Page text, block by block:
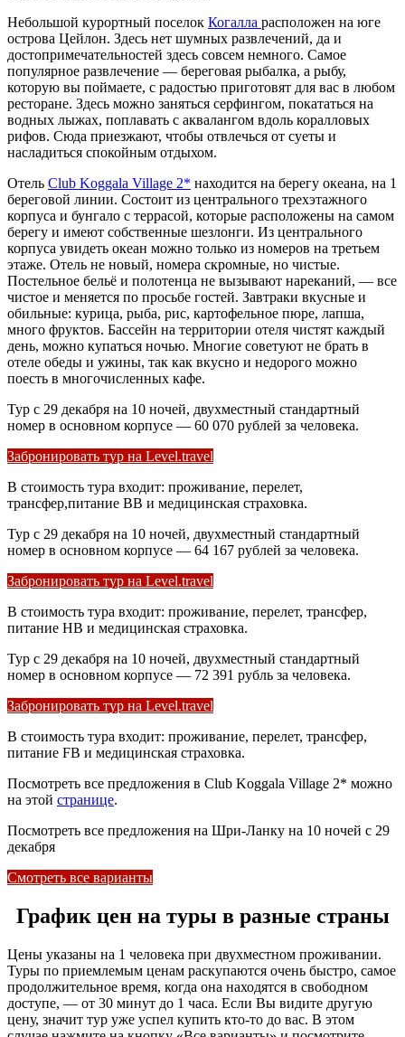
Небольшой курортный поселок Когалла расположен на юге
острова Цейлон. Здесь нет шумных развлечений, да и
достопримечательностей здесь совсем немного. Самое
популярное развлечение — береговая рыбалка, а рыбу,
которую вы поймаете, с радостью приготовят для вас в любом
ресторане. Здесь можно заняться серфингом, покататься на
водных лыжах, поплавать с аквалангом вдоль коралловых
рифов. Сюда приезжают, чтобы отвлечься от суеты и
насладиться спокойным отдыхом.
Отель Club Koggala Village 2* находится на берегу океана, на 1
береговой линии. Состоит из центрального трехэтажного
корпуса и бунгало с террасой, которые расположены на самом
берегу и имеют собственные шезлонги. Из центрального
корпуса увидеть океан можно только из номеров на третьем
этаже. Отель не новый, номера скромные, но чистые.
Постельное бельё и полотенца не вызывают нареканий, — все
чистое и меняется по просьбе гостей. Завтраки вкусные и
обильные: курица, рыба, рис, картофельное пюре, лапша,
много фруктов. Бассейн на территории отеля чистят каждый
день, можно купаться ночью. Многие советуют не брать в
отеле обеды и ужины, так как вкусно и недорого можно
поесть в многочисленных кафе.
Тур с 29 декабря на 10 ночей, двухместный стандартный
номер в основном корпусе — 60 070 рублей за человека.
Забронировать тур на Level.travel
В стоимость тура входит: проживание, перелет,
трансфер,питание BB и медицинская страховка.
Тур с 29 декабря на 10 ночей, двухместный стандартный
номер в основном корпусе — 64 167 рублей за человека.
Забронировать тур на Level.travel
В стоимость тура входит: проживание, перелет, трансфер,
питание HB и медицинская страховка.
Тур с 29 декабря на 10 ночей, двухместный стандартный
номер в основном корпусе — 72 391 рубль за человека.
Забронировать тур на Level.travel
В стоимость тура входит: проживание, перелет, трансфер,
питание FB и медицинская страховка.
Посмотреть все предложения в Club Koggala Village 2* можно
на этой странице.
Посмотреть все предложения на Шри-Ланку на 10 ночей с 29
декабря
Смотреть все варианты
График цен на туры в разные страны
Цены указаны на 1 человека при двухместном проживании.
Туры по приемлемым ценам раскупаются очень быстро, самое
продолжительное время, когда она находятся в свободном
доступе, — от 30 минут до 1 часа. Если Вы видите другую
цену, значит тур уже успел купить кто-то до вас. В этом